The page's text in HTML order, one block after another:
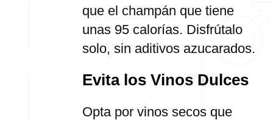
que el champán que tiene
unas 95 calorías. Disfrútalo
solo, sin aditivos azucarados.
Evita los Vinos Dulces
Opta por vinos secos que